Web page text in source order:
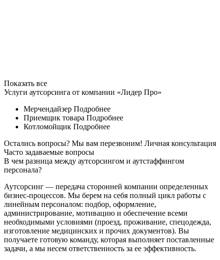
Показать все
Услуги аутсорсинга от компании «Лидер Про»
Мерчендайзер Подробнее
Приемщик товара Подробнее
Котломойщик Подробнее
Остались вопросы? Мы вам перезвоним! Личная консультация
Часто задаваемые вопросы
В чем разница между аутсорсингом и аутстаффингом
персонала?
Аутсорсинг — передача сторонней компании определенных
бизнес-процессов. Мы берем на себя полный цикл работы с
линейным персоналом: подбор, оформление,
администрирование, мотивацию и обеспечение всеми
необходимыми условиями (проезд, проживание, спецодежда,
изготовление медицинских и прочих документов). Вы
получаете готовую команду, которая выполняет поставленные
задачи, а мы несем ответственность за ее эффективность.